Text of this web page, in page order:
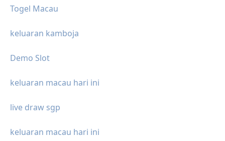
Togel Macau
keluaran kamboja
Demo Slot
keluaran macau hari ini
live draw sgp
keluaran macau hari ini